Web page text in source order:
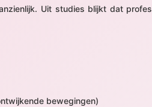
Uit studies blijkt dat
bewegingen)